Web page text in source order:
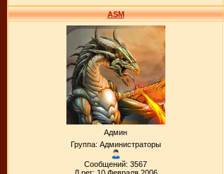
ASM
Админ
Группа: Администраторы
Сообщений: 3567